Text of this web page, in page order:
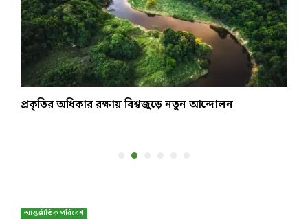
প্রকৃতির অধিকার রক্ষায় বিশ্বজুড়ে নতুন আন্দোলন
আন্তর্জাতিক পরিবেশ